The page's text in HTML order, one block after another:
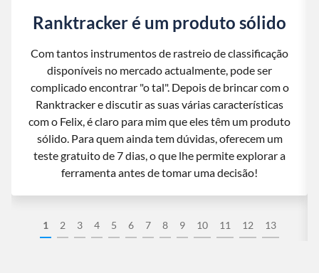
1 2 3 4 5 6 7 8 9 10 11 12 13
Ranktracker é um produto sólido
Com tantos instrumentos de rastreio de classificação
disponíveis no mercado actualmente, pode ser
complicado encontrar "o tal". Depois de brincar com o
Ranktracker e discutir as suas várias características
com o Felix, é claro para mim que eles têm um produto
sólido. Para quem ainda tem dúvidas, oferecem um
teste gratuito de 7 dias, o que lhe permite explorar a
ferramenta antes de tomar uma decisão!